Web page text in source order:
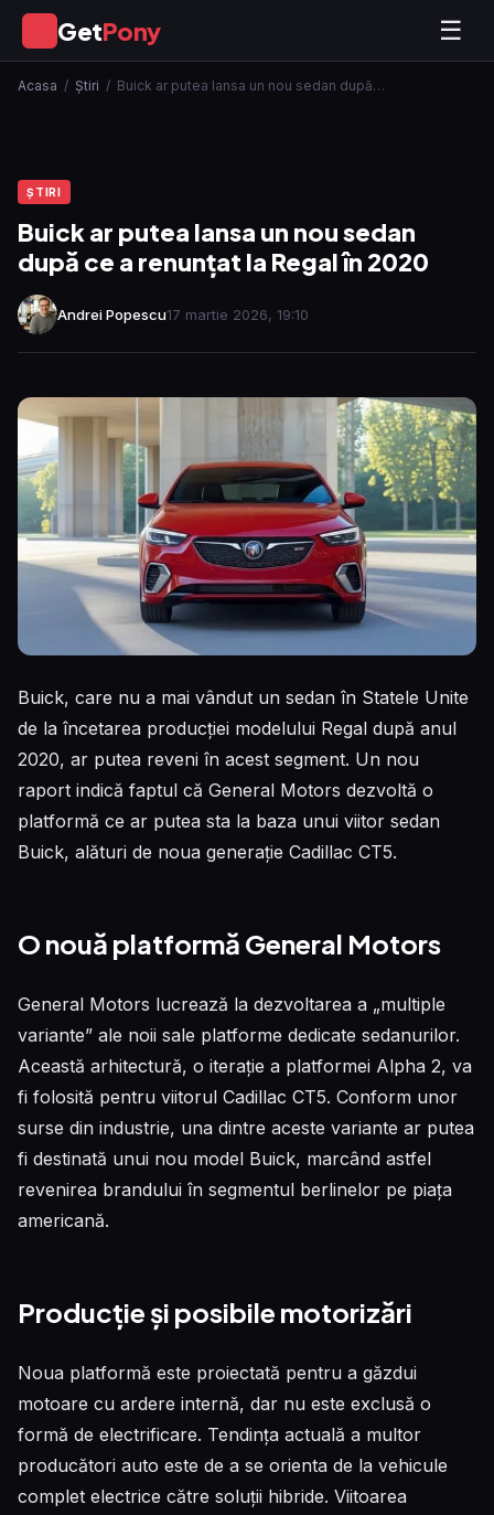
GetPony ☰
Acasa / Ştiri / Buick ar putea lansa un nou sedan după…
ŞTIRI
Buick ar putea lansa un nou sedan
după ce a renunțat la Regal în 2020
Andrei Popescu17 martie 2026, 19:10
Buick, care nu a mai vândut un sedan în Statele Unite
de la încetarea producției modelului Regal după anul
2020, ar putea reveni în acest segment. Un nou
raport indică faptul că General Motors dezvoltă o
platformă ce ar putea sta la baza unui viitor sedan
Buick, alături de noua generație Cadillac CT5.
O nouă platformă General Motors
General Motors lucrează la dezvoltarea a „multiple
variante” ale noii sale platforme dedicate sedanurilor.
Această arhitectură, o iterație a platformei Alpha 2, va
fi folosită pentru viitorul Cadillac CT5. Conform unor
surse din industrie, una dintre aceste variante ar putea
fi destinată unui nou model Buick, marcând astfel
revenirea brandului în segmentul berlinelor pe piața
americană.
Producție și posibile motorizări
Noua platformă este proiectată pentru a găzdui
motoare cu ardere internă, dar nu este exclusă o
formă de electrificare. Tendința actuală a multor
producători auto este de a se orienta de la vehicule
complet electrice către soluții hibride. Viitoarea